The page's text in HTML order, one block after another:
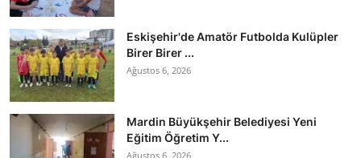
Eskişehir'de Amatör Futbolda Kulüpler
Birer Birer ...
Ağustos 6, 2026
Mardin Büyükşehir Belediyesi Yeni
Eğitim Öğretim Y...
Ağustos 6, 2026